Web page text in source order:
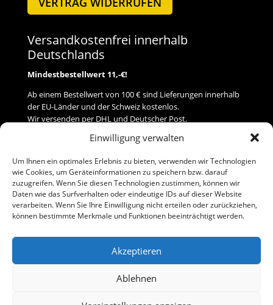
Einwilligung verwalten
Um Ihnen ein optimales Erlebnis zu bieten, verwenden wir Technologien
wie Cookies, um Geräteinformationen zu speichern bzw. darauf
zuzugreifen. Wenn Sie diesen Technologien zustimmen, können wir
Daten wie das Surfverhalten oder eindeutige IDs auf dieser Website
verarbeiten. Wenn Sie Ihre Einwilligung nicht erteilen oder zurückziehen,
können bestimmte Merkmale und Funktionen beeinträchtigt werden.
Akzeptieren
Ablehnen
Versandkostenfrei innerhalb
Deutschlands
Mindestbestellwert 11,-€!
Ab einem Bestellwert von 100 € sind Lieferungen innerhalb
der EU-Länder und der Schweiz kostenlos.
Wir versenden per DHL und Deutscher Post.
Versand
Zahlung
Baumann Modellspielwaren
Telefon (0 91 61) 33 84